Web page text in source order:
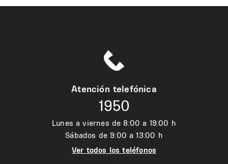
Atención telefónica
1950
Lunes a viernes de 8:00 a 19:00 h
Sábados de 9:00 a 13:00 h
Ver todos los teléfonos